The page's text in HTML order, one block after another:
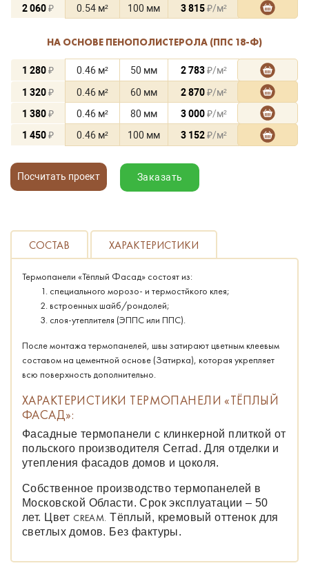
2 060₽ 0.54 м² 100 мм 3 815₽/м²
НА ОСНОВЕ ПЕНОПОЛИСТЕРОЛА (ППС 18-Ф)
1 280₽ 0.46 м² 50 мм 2 783₽/м²
1 320₽ 0.46 м² 60 мм 2 870₽/м²
1 380₽ 0.46 м² 80 мм 3 000₽/м²
1 450₽ 0.46 м² 100 мм 3 152₽/м²
Посчитать проект Заказать
СОСТАВ ХАРАКТЕРИСТИКИ
Термопанели «Тёплый Фасад» состоят из:
специального морозо- и термостйкого клея;
встроенных шайб/рондолей;
слоя-утеплителя (ЭППС или ППС).
После монтажа термопанелей, швы затирают цветным клеевым
составом на цементной основе (Затирка), которая укрепляет
всю поверхность дополнительно.
ХАРАКТЕРИСТИКИ ТЕРМОПАНЕЛИ «ТЁПЛЫЙ
ФАСАД»:
Фасадные термопанели с клинкерной плиткой от
польского производителя Cerrad. Для отделки и
утепления фасадов домов и цоколя.
Собственное производство термопанелей в
Московской Области. Срок эксплуатации – 50
лет. Цвет CREAM. Тёплый, кремовый оттенок для
светлых домов. Без фактуры.